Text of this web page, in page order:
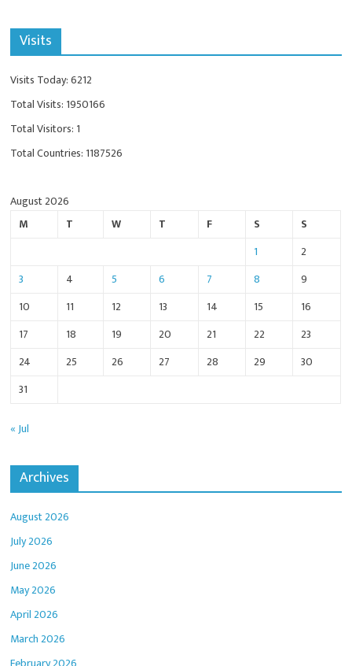
Visits
Visits Today: 6212
Total Visits: 1950166
Total Visitors: 1
Total Countries: 1187526
August 2026
M
T W T F S
S
1
2
3
4 5 6 7 8
9
10
11 12 13 14 15
16
17
18 19 20 21 22
23
24
25 26 27 28 29
30
31
« Jul
Archives
August 2026
July 2026
June 2026
May 2026
April 2026
March 2026